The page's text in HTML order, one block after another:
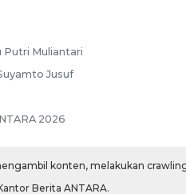
Putri Muliantari
Jusuf
2026
konten, melakukan
Berita ANTARA.